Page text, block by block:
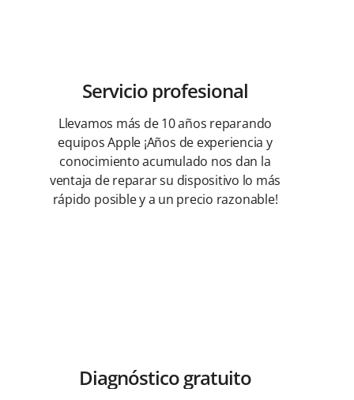
Servicio profesional
Llevamos más de 10 años reparando
equipos Apple ¡Años de experiencia y
conocimiento acumulado nos dan la
ventaja de reparar su dispositivo lo más
rápido posible y a un precio razonable!
Diagnóstico gratuito